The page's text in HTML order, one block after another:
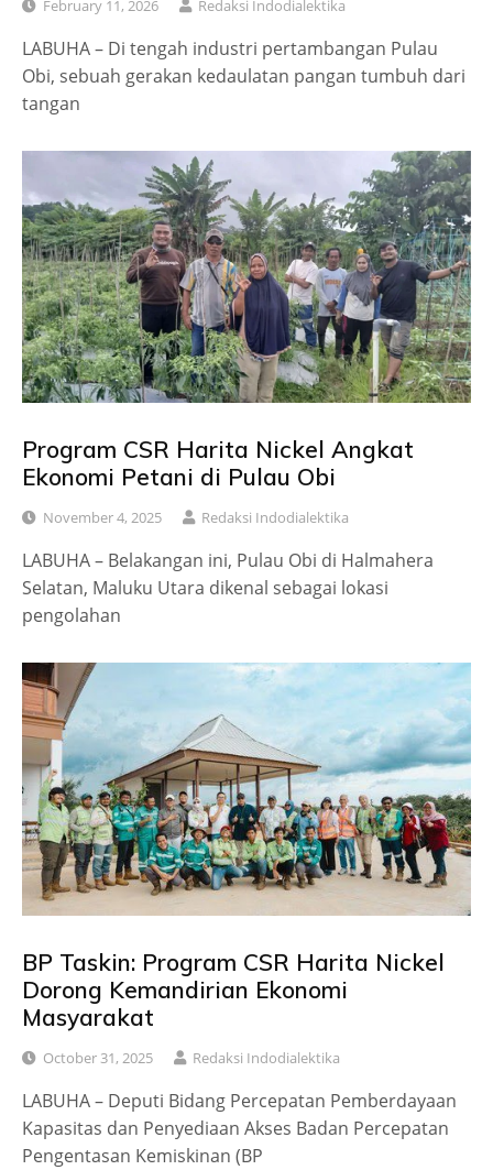
February 11, 2026 Redaksi Indodialektika
LABUHA – Di tengah industri pertambangan Pulau
Obi, sebuah gerakan kedaulatan pangan tumbuh dari
tangan
Program CSR Harita Nickel Angkat
Ekonomi Petani di Pulau Obi
November 4, 2025 Redaksi Indodialektika
LABUHA – Belakangan ini, Pulau Obi di Halmahera
Selatan, Maluku Utara dikenal sebagai lokasi
pengolahan
BP Taskin: Program CSR Harita Nickel
Dorong Kemandirian Ekonomi
Masyarakat
October 31, 2025 Redaksi Indodialektika
LABUHA – Deputi Bidang Percepatan Pemberdayaan
Kapasitas dan Penyediaan Akses Badan Percepatan
Pengentasan Kemiskinan (BP